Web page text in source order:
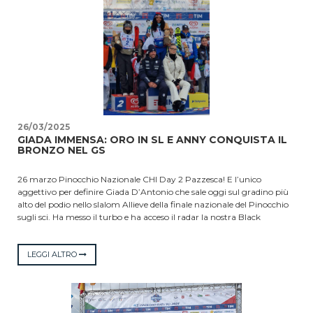
posto il bulgaro Milush Panchev, distaccato dal nostro atleta di
mezzo secondo. Fuori in prima manche l’altra atleta del comitato
Anny Troiano (sci club Posillipo), che non disputa, quindi, la seconda
prova dello slalom della categoria Ragazzi. Domani seconda e ultima
giornata di gare con le discipline invertite.
26/03/2025
GIADA IMMENSA: ORO IN SL E ANNY CONQUISTA IL
BRONZO NEL GS
26 marzo Pinocchio Nazionale CHI Day 2 Pazzesca! E l’unico
aggettivo per definire Giada D’Antonio che sale oggi sul gradino più
alto del podio nello slalom Allieve della finale nazionale del Pinocchio
sugli sci. Ha messo il turbo e ha acceso il radar la nostra Black
all’Abetone che stamattina era avvolto in una fitta nebbia. “Domani
non ce n’è per nessuno” aveva dichiarato ieri dopo essere arrivata al
secondo posto nel gigante per un errore commesso nell’ultima run. E
potentissima sciata. Giusto per far capire (per chi avesse qualche
dubbio) che lei è una fuoriclasse e che nella squadra azzurra che
LEGGI ALTRO